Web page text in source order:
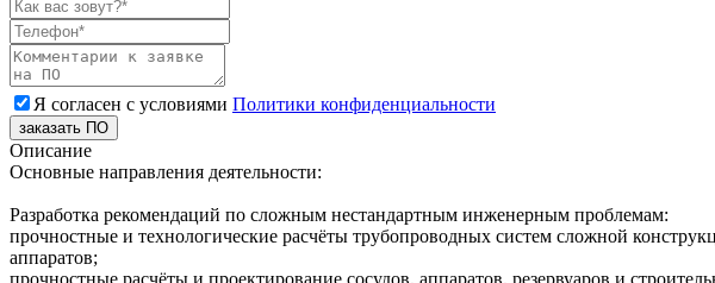
Я согласен с условиями Политики конфиденциальности
заказать ПО
Описание
Основные направления деятельности:
Разработка рекомендаций по сложным нестандартным инженерным проблемам:
прочностные и технологические расчёты трубопроводных систем сложной
аппаратов;
прочностные расчёты и проектирование сосудов, аппаратов, резервуаров и